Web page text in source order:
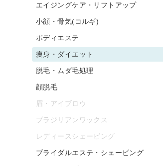
エイジングケア・リフトアップ
小顔・骨気(コルギ)
ボディエステ
痩身・ダイエット
脱毛・ムダ毛処理
顔脱毛
眉・アイブロウ
ブラジリアンワックス
レディースシェービング
ブライダルエステ・シェービング